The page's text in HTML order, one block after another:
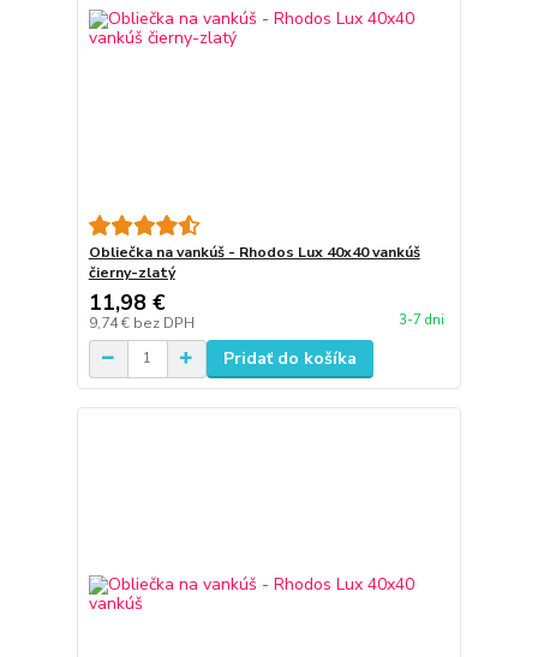
Obliečka na vankúš - Rhodos Lux 40x40 vankúš
čierny-zlatý
11,98 €
9,74 € bez DPH 3-7 dni
Pridať do košíka